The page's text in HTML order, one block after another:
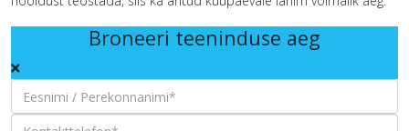
Broneeri teeninduse aeg